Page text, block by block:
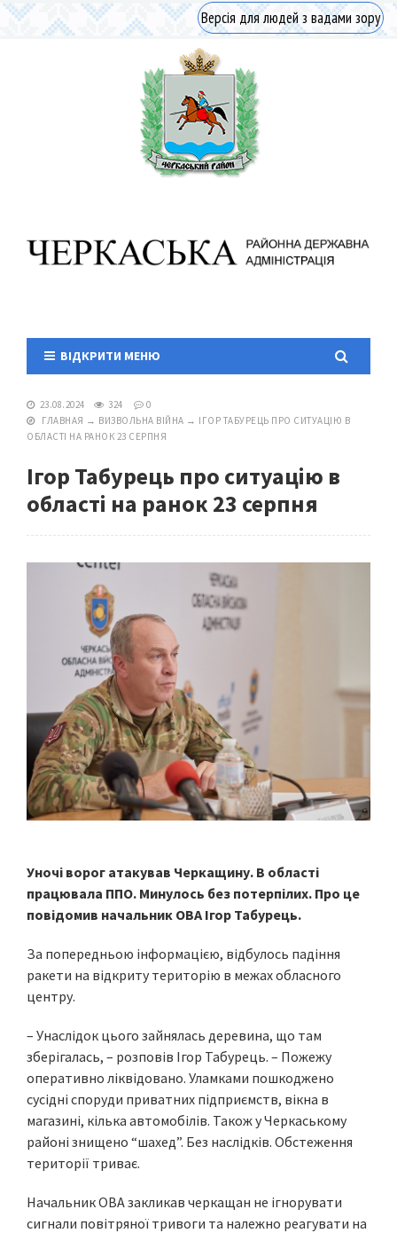
Версія для людей з вадами зору
ВІДКРИТИ МЕНЮ
23.08.2024 324
0
ГЛАВНАЯ → ВИЗВОЛЬНА ВІЙНА → ІГОР ТАБУРЕЦЬ ПРО СИТУАЦІЮ В
ОБЛАСТІ НА РАНОК 23 СЕРПНЯ
Ігор Табурець про ситуацію в
області на ранок 23 серпня
Уночі ворог атакував Черкащину. В області
працювала ППО. Минулось без потерпілих. Про це
повідомив начальник ОВА Ігор Табурець.
За попередньою інформацією, відбулось падіння
ракети на відкриту територію в межах обласного
центру.
– Унаслідок цього зайнялась деревина, що там
зберігалась, – розповів Ігор Табурець. – Пожежу
оперативно ліквідовано. Уламками пошкоджено
сусідні споруди приватних підприємств, вікна в
магазині, кілька автомобілів. Також у Черкаському
районі знищено “шахед”. Без наслідків. Обстеження
території триває.
Начальник ОВА закликав черкащан не ігнорувати
сигнали повітряної тривоги та належно реагувати на